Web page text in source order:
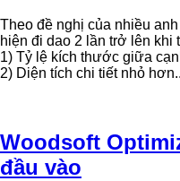
Theo đề nghị của nhiều
hiện đi dao 2 lần trở lên khi
1) Tỷ lệ kích thước giữa
2) Diện tích chi tiết nhỏ
Woodsoft
đầu vào